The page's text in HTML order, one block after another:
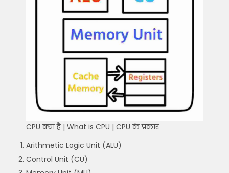
CPU क्या है | What is CPU | CPU के प्रकार
Arithmetic Logic Unit (ALU)
Control Unit (CU)